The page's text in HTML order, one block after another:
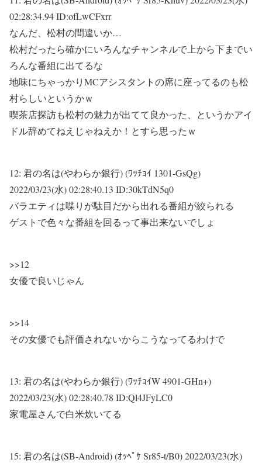
02:28:34.94 ID:ofLwCFxrr
なんだ、松村の間違いか…
松村だったら確かにいろんなチャンネルで上から下までい
ろんな番組に出てるな
地味にちゃっかりMCアシスタントの席に座ってるのも松
村らしいというかｗ
喫茶店探訪も松村の魅力が出てて良かった、というかアイ
ドル辞めてねえじゃねえか！とすら思ったｗ
12: 君の名は(やわらか銀行) (ﾜｯﾁｮｲ 1301-GsQg)
2022/03/23(水) 02:28:40.13 ID:30kTdN5q0
バラエティは喋りが駄目だから出れる番組が絞られる
ゲストで色々な番組を回るって事出来ないでしょ
>>12
女優で良いじゃん
>>14
その女優でも評価されないからこうなってるわけで
13: 君の名は(やわらか銀行) (ﾜｯﾁｮｲW 4901-GHn+)
2022/03/23(水) 02:28:40.78 ID:Ql4JFyLC0
家電屋さんで白米炊いてる
15: 君の名は(SB-Android) (ｵｯﾍﾟｹ Sr85-t/B0)2022/03/23(水)